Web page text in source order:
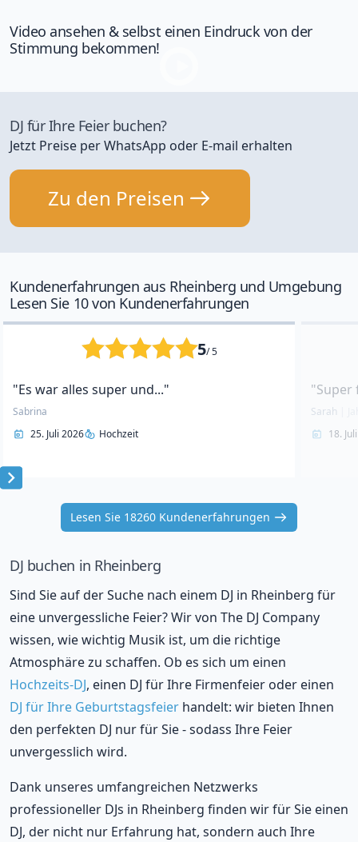
Video ansehen & selbst einen Eindruck von der
Stimmung bekommen!
DJ für Ihre Feier buchen?
Jetzt Preise per WhatsApp oder E-mail erhalten
Zu den Preisen
Kundenerfahrungen aus Rheinberg und Umgebung
Lesen Sie 10 von Kundenerfahrungen
5/ 5
"Es war alles super und..."
Sabrina
25. Juli 2026
Hochzeit
"Super
Sarah
18.
Item
Lesen Sie 18260 Kundenerfahrungen
DJ buchen in Rheinberg
Sind Sie auf der Suche nach einem DJ in Rheinberg für
eine unvergessliche Feier? Wir von The DJ Company
wissen, wie wichtig Musik ist, um die richtige
Atmosphäre zu schaffen. Ob es sich um einen
Hochzeits-DJ, einen DJ für Ihre Firmenfeier oder einen
DJ für Ihre Geburtstagsfeier handelt: wir bieten Ihnen
den perfekten DJ nur für Sie - sodass Ihre Feier
unvergesslich wird.
Dank unseres umfangreichen Netzwerks
professioneller DJs in Rheinberg finden wir für Sie einen
DJ, der nicht nur Erfahrung hat, sondern auch Ihre